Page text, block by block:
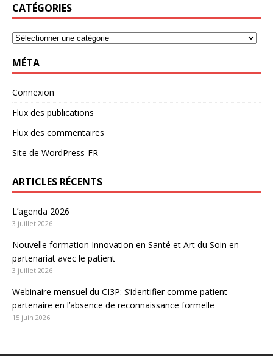
CATÉGORIES
MÉTA
Connexion
Flux des publications
Flux des commentaires
Site de WordPress-FR
ARTICLES RÉCENTS
L’agenda 2026
3 juillet 2026
Nouvelle formation Innovation en Santé et Art du Soin en
partenariat avec le patient
3 juillet 2026
Webinaire mensuel du CI3P: S’identifier comme patient
partenaire en l’absence de reconnaissance formelle
15 juin 2026